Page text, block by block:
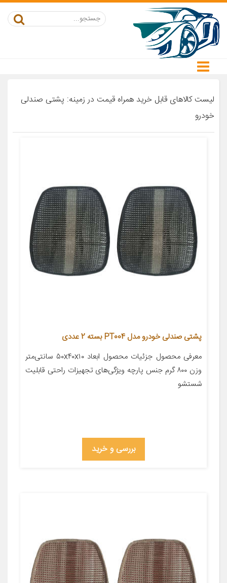
لیست کالاهای قابل خرید همراه قیمت در زمینه: پشتی صندلی
خودرو
پشتی صندلی خودرو مدل PT004 بسته 2 عددی
معرفی محصول جزئیات محصول ابعاد ۵۰x۴۰x۱۰ سانتی‌متر
وزن ۸۰۰ گرم جنس پارچه ویژگی‌های تجهیزات راحتی قابلیت
شستشو
بررسی و خرید